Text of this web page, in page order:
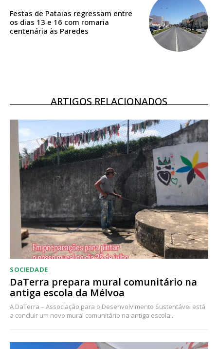
12 meses
Festas de Pataias regressam entre
os dias 13 e 16 com romaria
centenária às Paredes
ARTIGOS RELACIONADOS
SOCIEDADE
DaTerra prepara mural comunitário na
antiga escola da Mélvoa
A DaTerra – Associação para o Desenvolvimento Sustentável está
a concluir um novo mural comunitário na antiga escola...